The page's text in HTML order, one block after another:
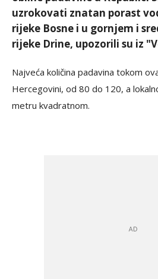
uzrokovati znatan porast
rijeke Bosne i u gornjem i
rijeke Drine, upozorili su iz
Najveća količina padavina tokom
Hercegovini, od 80 do 120, a
metru kvadratnom.